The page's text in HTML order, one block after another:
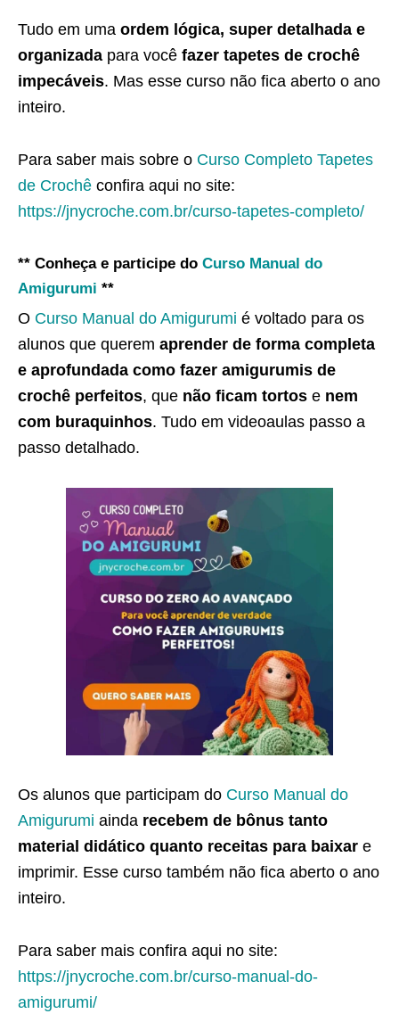
Tudo em uma ordem lógica, super detalhada e
organizada para você fazer tapetes de crochê
impecáveis. Mas esse curso não fica aberto o ano
inteiro.
Para saber mais sobre o Curso Completo Tapetes
de Crochê confira aqui no site:
https://jnycroche.com.br/curso-tapetes-completo/
** Conheça e participe do Curso Manual do
Amigurumi **
O Curso Manual do Amigurumi é voltado para os
alunos que querem aprender de forma completa
e aprofundada como fazer amigurumis de
crochê perfeitos, que não ficam tortos e nem
com buraquinhos. Tudo em videoaulas passo a
passo detalhado.
Os alunos que participam do Curso Manual do
Amigurumi ainda recebem de bônus tanto
material didático quanto receitas para baixar e
imprimir. Esse curso também não fica aberto o ano
inteiro.
Para saber mais confira aqui no site:
https://jnycroche.com.br/curso-manual-do-
amigurumi/